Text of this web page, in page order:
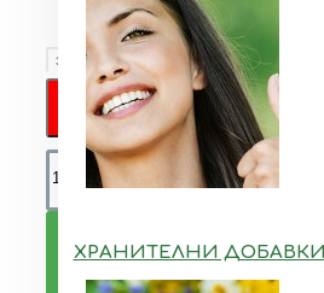
ХРАНИТЕЛНИ ДОБАВКИ
КУПИ